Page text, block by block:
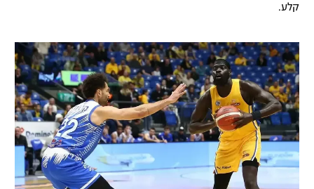
המגזין
קלע.